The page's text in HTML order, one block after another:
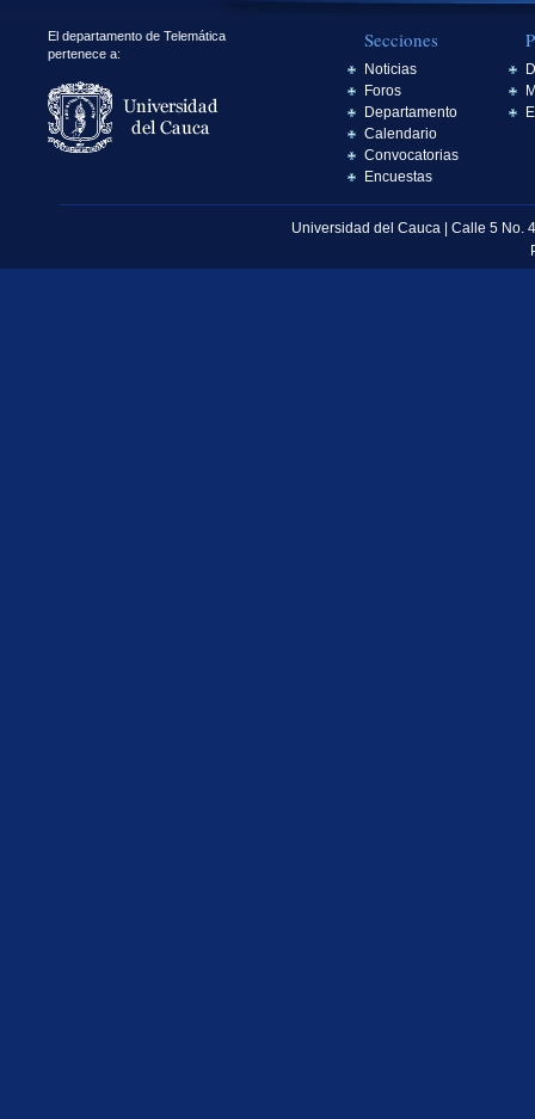
El departamento de Telemática
pertenece a:
Secciones
Noticias
Foros
Departamento
Calendario
Convocatorias
Encuestas
Universidad del Cauca | Calle 5 No.